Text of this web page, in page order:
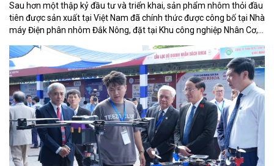
Sau hơn một thập kỷ đầu tư và triển khai, sản phẩm nhôm thỏi đầu
tiên được sản xuất tại Việt Nam đã chính thức được công bố tại Nhà
máy Điện phân nhôm Đắk Nông, đặt tại Khu công nghiệp Nhân Cơ,
nghiệp mà còn đánh dấu bước ngoặt của ngành công nghiệp luyện
kim Việt Nam khi lần đầu tiên làm chủ công nghệ điện phân nhôm
hiện đại, hoàn thiện chuỗi giá trị từ khai thác bauxite, sản xuất
alumin đến luyện nhôm kim loại.